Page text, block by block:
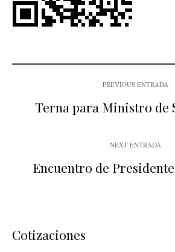
PREVIOUS ENTRADA
Terna para Ministro de
NEXT ENTRADA
Encuentro de
Cotizaciones